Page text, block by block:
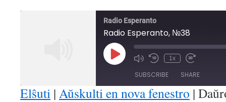
Radio Esperanto
Radio Esperanto, №38
Play
Episode Mute/Unmute
Rewind
Seconds
1x
Fast
30
seconds
SUBSCRIBE SHARE
Elŝuti | Aŭskulti en nova fenestro |